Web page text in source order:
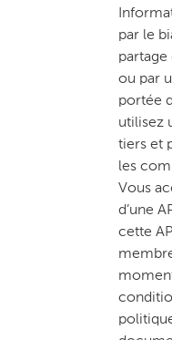
par le
partage
ou par
portée
utilisez
tiers et
les
Vous
d’une
cette